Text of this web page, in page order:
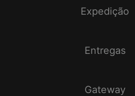
Expedição
Entregas
Gateway